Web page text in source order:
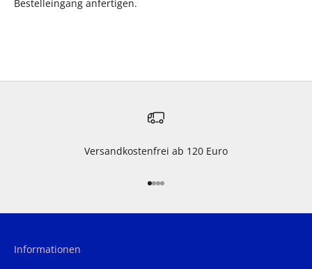
Bestelleingang anfertigen.
Versandkostenfrei ab 120 Euro
Gehe zu Element 1
Gehe zu Element 2
Gehe zu Element 3
Gehe zu Element 4
Informationen